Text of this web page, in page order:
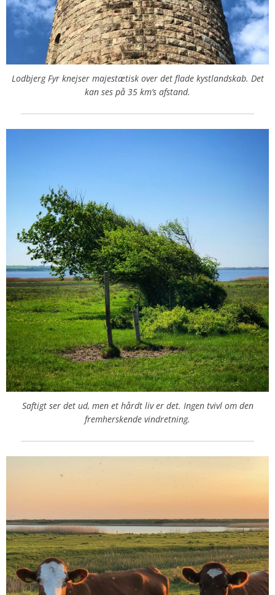
Lodbjerg Fyr knejser majestætisk over det flade kystlandskab. Det
kan ses på 35 km’s afstand.
Saftigt ser det ud, men et hårdt liv er det. Ingen tvivl om den
fremherskende vindretning.